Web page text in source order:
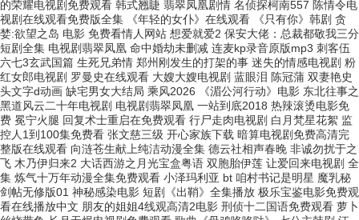
的荣耀电视剧免费观看 韩式翘睫 翡翠凤凰剧情 名侦探柯南557 陈情令电
视剧在线观看免费版全集 《年轻的女仆》在线观看 《只有你》韩剧 贪
婪:欲望之岛 电影 免费看情人网站 想爱就爱2 保安大佬：总裁都敬我三分
短剧全集 电视剧翡翠凤凰 命中婚劫未删减 连麦kp录音原版mp3 刺客伍
六七3玄武国篇 生死兄弟情 郑州刚发生的打架的事 迷失的情感电视剧 粉
红女郎电视剧 罗曼史在线观看 大嫂大嫂电视剧 蓝眼泪 陈冠蒲 双妻艳史
头文字d动画 缺宅男女大结局 乘风2026 《湄公河行动》电影 东北往事之
黑道风云二十年电视剧 电视剧翡翠凤凰 一站到底2018 热辣滚烫电影免
费 冕宁火腿 回复术士重启在免费观看 行尸走肉电视剧 白月梵星花絮 监
控人1到100集免费看 张文慈三级 开心家族下载 暗算电视剧免费高清完
整版在线观看 向涟苍生献上纯洁动漫全集 德云社相声春晚 非诚勿扰于之
飞 木乃伊归来2 大话西游之月光宝盒粤语 双胞胎伊莲 让爱回来电视剧 全
集 炼气十万年动漫全集免费观看 小泽玛利亚 bt 咱村书记是明星 魔乳秘
剑帖无修版01 神秘感染电影 短剧《出鞘》全集播放 极乐宝鉴电影免费观
看在线播放中文 朋友的姐姐4线观高清2电影 刑侦十二国语免费观看 萝卜